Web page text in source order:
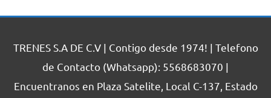
TRENES S.A DE C.V | Contigo desde 1974! | Telefono
de Contacto (Whatsapp): 5568683070 |
Encuentranos en Plaza Satelite, Local C-137, Estado